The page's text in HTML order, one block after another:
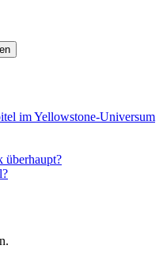
im Yellowstone-Universum
überhaupt?